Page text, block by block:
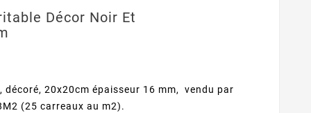
Décor Noir Et
20x20cm épaisseur 16 mm, vendu par
(25 carreaux au m2).